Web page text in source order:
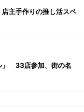
主手作りの推し活スペ
」 33店参加、街の名